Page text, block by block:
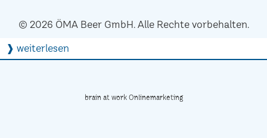
© 2026 ÖMA Beer GmbH. Alle Rechte vorbehalten.
❱ weiterlesen
brain at work Onlinemarketing